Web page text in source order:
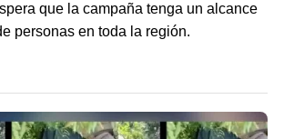
que la campaña tenga un alcance
personas en toda la región.